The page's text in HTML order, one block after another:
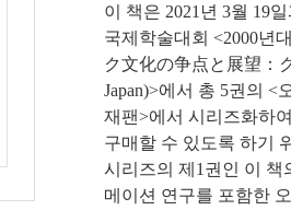
이 책은 2021년 3월 19
국제학술대회 <2000년
ク文化の争点と展望：
Japan)>에서 총 5권의
재팬>에서 시리즈화하
구매할 수 있도록 하기
시리즈의 제1권인 이 책
메이션 연구를 포함한